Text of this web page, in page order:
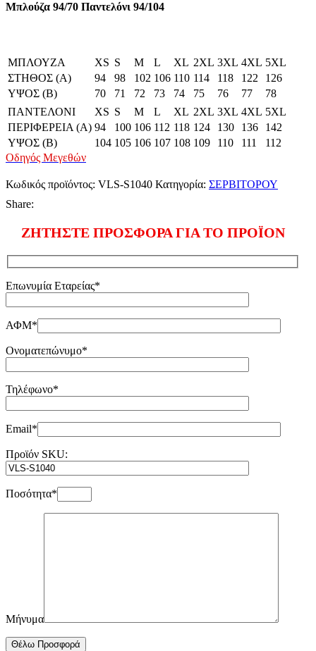
Μπλούζα 94/70 Παντελόνι 94/104
ΜΠΛΟΥΖΑ XS S M L XL 2XL 3XL 4XL 5XL
ΣΤΗΘΟΣ (Α)
94 98 102 106 110 114 118 122
126
ΥΨΟΣ (Β)
70 71 72 73 74 75 76 77
78
ΠΑΝΤΕΛΟΝΙ
XS S M L XL 2XL 3XL 4XL 5XL
ΠΕΡΙΦΕΡΕΙΑ (Α) 94 100 106 112 118 124 130 136
142
ΥΨΟΣ (Β)
104 105 106 107 108 109 110 111
112
Οδηγός Μεγεθών
Κωδικός προϊόντος: VLS-S1040 Κατηγορία: ΣΕΡΒΙΤΟΡΟΥ
Share:
ΖΗΤΗΣΤΕ ΠΡΟΣΦΟΡΑ ΓΙΑ ΤΟ ΠΡΟΪΟΝ
Επωνυμία Εταρείας*
ΑΦΜ*
Ονοματεπώνυμο*
Τηλέφωνο*
Email*
Προϊόν SKU:
Ποσότητα*
Μήνυμα